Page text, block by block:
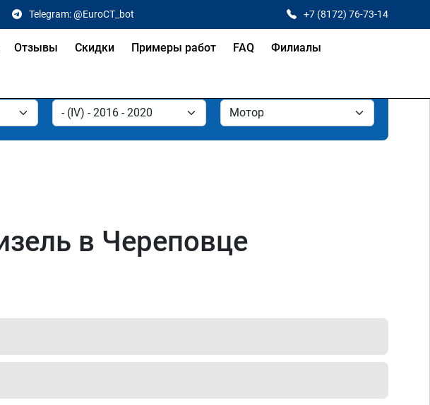
Telegram: @EuroCT_bot +7 (8172) 76-73-14
Отзывы Скидки Примеры работ FAQ Филиалы
в Череповце